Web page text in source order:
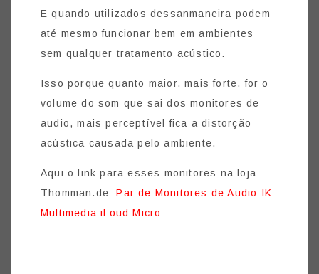
E quando utilizados dessanmaneira podem
até mesmo funcionar bem em ambientes
sem qualquer tratamento acústico.
Isso porque quanto maior, mais forte, for o
volume do som que sai dos monitores de
audio, mais perceptível fica a distorção
acústica causada pelo ambiente.
Aqui o link para esses monitores na loja
Thomman.de:Par de Monitores de Audio IK
Multimedia iLoud Micro